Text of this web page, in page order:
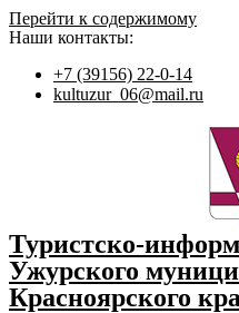
Перейти к содержимому
Наши контакты:
+7 (39156) 22-0-14
kultuzur_06@mail.ru
Туристско-
Ужурского
Красноярского